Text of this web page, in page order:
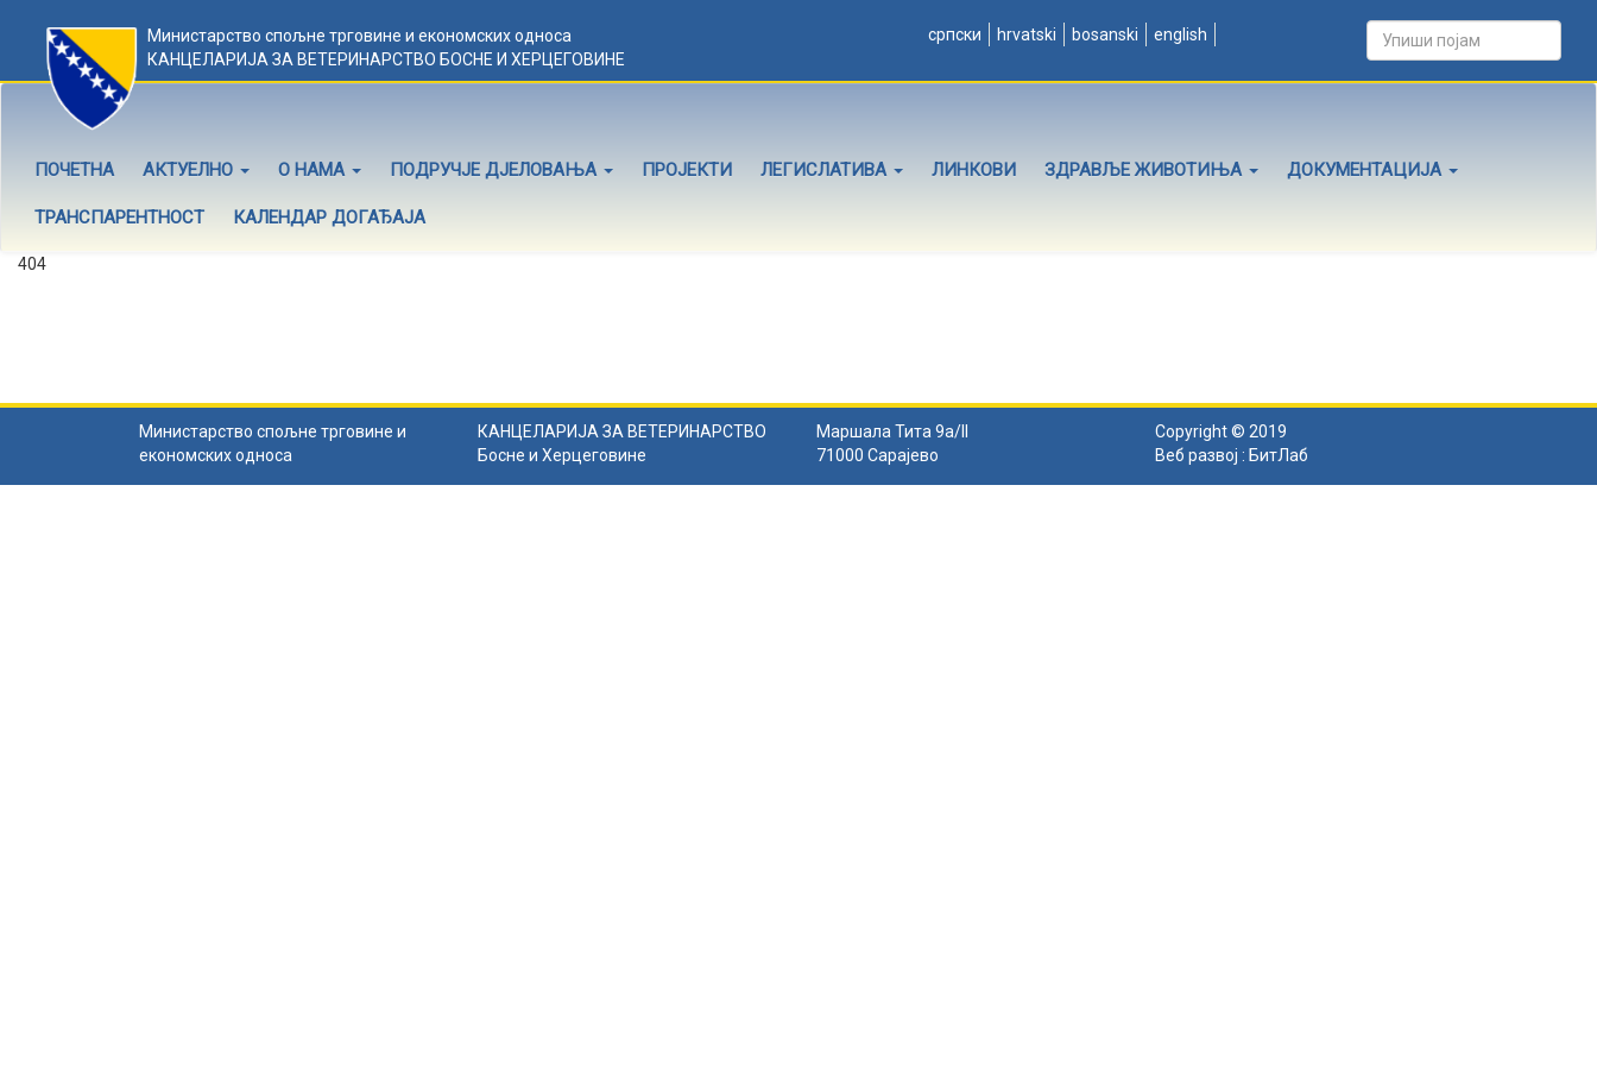
Министарство спољне трговине и економских односа
КАНЦЕЛАРИЈА ЗА ВЕТЕРИНАРСТВО БОСНЕ И ХЕРЦЕГОВИНЕ
српски hrvatski bosanski english
ПОЧЕТНА АКТУЕЛНО О НАМА ПОДРУЧЈЕ ДЈЕЛОВАЊА ПРОЈЕКТИ ЛЕГИСЛАТИВА ЛИНКОВИ ЗДРАВЉЕ ЖИВОТИЊА ДОКУМЕНТАЦИЈА
ТРАНСПАРЕНТНОСТ КАЛЕНДАР ДОГАЂАЈА
404
Министарство спољне трговине и
економских односа
КАНЦЕЛАРИЈА ЗА ВЕТЕРИНАРСТВО
Босне и Херцеговине
Маршала Тита 9а/II
71000 Сарајево
Copyright © 2019
Веб развој : БитЛаб